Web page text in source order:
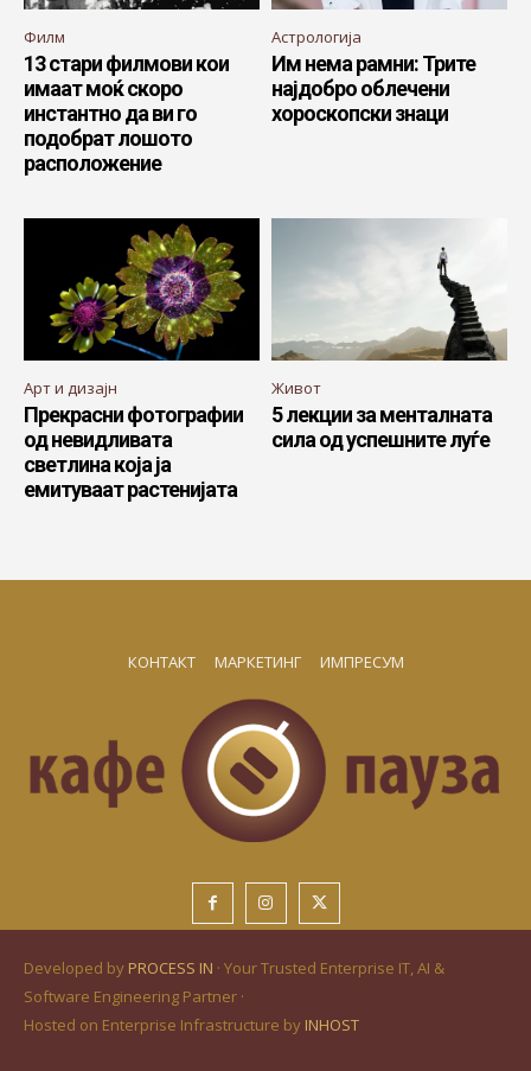
Филм
13 стари филмови кои
имаат моќ скоро
инстантно да ви го
подобрат лошото
расположение
Астрологија
Им нема рамни: Трите
најдобро облечени
хороскопски знаци
Арт и дизајн
Прекрасни фотографии
од невидливата
светлина која ја
емитуваат растенијата
Живот
5 лекции за менталната
сила од успешните луѓе
КОНТАКТ МАРКЕТИНГ ИМПРЕСУМ
Developed by PROCESS IN · Your Trusted Enterprise IT, AI &
Software Engineering Partner ·
Hosted on Enterprise Infrastructure by INHOST